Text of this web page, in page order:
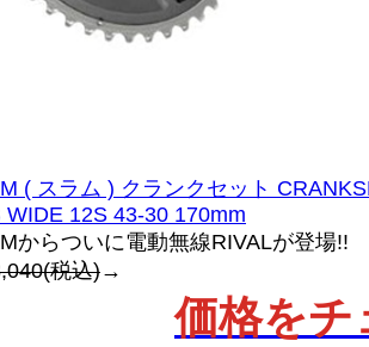
( スラム ) クランクセット
WIDE 12S 43-30 170mm
からついに電動無線RIVALが登場!!
税込)→
価格をチ